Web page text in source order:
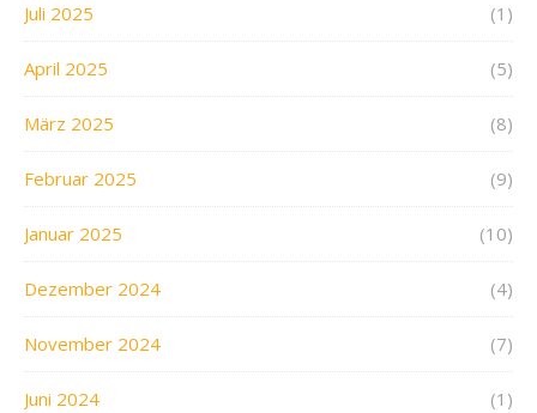
Juli 2025 (1)
April 2025 (5)
März 2025 (8)
Februar 2025 (9)
Januar 2025 (10)
Dezember 2024 (4)
November 2024 (7)
Juni 2024 (1)